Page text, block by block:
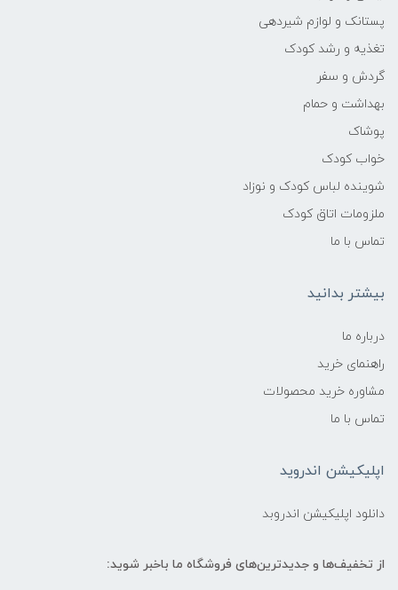
تعداد ماشین
یک عدد آمبولانس+یک عدد جرثقیل+دو عدد
ماشین سواری+دو عدد کامیون+یک عدد تریلی
طراحی جذاب، تنوع بالا، کیفیت بالا، افزایش
قدرت تخیل، افزایش اعتماد بنفس
آموزش رنگ ها، یادگیری شکل ها و اندازه ها،
پستانک و لوازم شیردهی
تغذیه و رشد کودک
گردش و سفر
بهداشت و حمام
پوشاک
خواب کودک
شوینده لباس کودک و نوزاد
ملزومات اتاق کودک
تماس با ما
بیشتر بدانید
درباره ما
راهنمای خرید
مشاوره خرید محصولات
تماس با ما
اپلیکیشن اندروید
دانلود اپلیکیشن اندروبد
از تخفیف‌ها و جدیدترین‌های فروشگاه ما باخبر شوید: